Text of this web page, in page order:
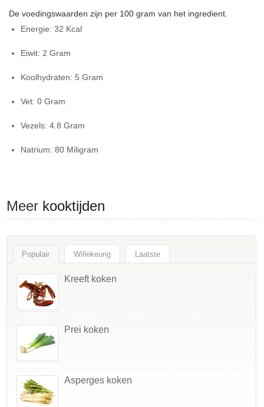
De voedingswaarden zijn per 100 gram van het ingredient.
Energie: 32 Kcal
Eiwit: 2 Gram
Koolhydraten: 5 Gram
Vet: 0 Gram
Vezels: 4.8 Gram
Natrium: 80 Miligram
Meer kooktijden
Populair Willekeurig Laatste
Kreeft koken
Prei koken
Asperges koken